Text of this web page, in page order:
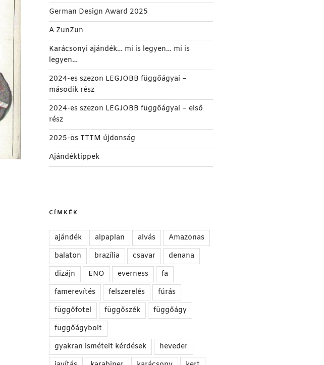
German Design Award 2025
A ZunZun
Karácsonyi ajándék… mi is legyen… mi is
legyen…
2024-es szezon LEGJOBB függőágyai –
második rész
2024-es szezon LEGJOBB függőágyai – első
rész
2025-ös TTTM újdonság
Ajándéktippek
CÍMKÉK
ajándék alpaplan alvás
Amazonas
balaton
brazília csavar
denana
dizájn
ENO everness
fa
famerevítés
felszerelés
fúrás
függőfotel
függőszék
függőágy
függőágybolt
gyakran ismételt kérdések
heveder